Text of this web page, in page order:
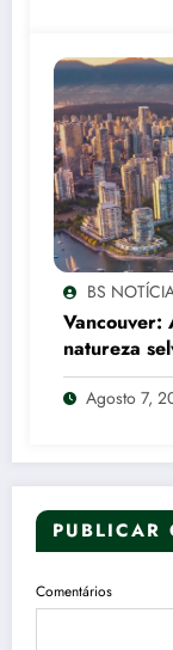
BS
Vancouver:
natureza
canadense
Agosto 7,
PUBLICAR
Comentários